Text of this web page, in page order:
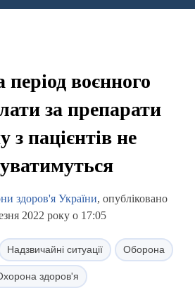
воєнного
за препарати
з пацієнтів не
здоров'я України, опубліковано
2022 року о 17:05
Надзвичайні ситуації Оборона
здоров'я